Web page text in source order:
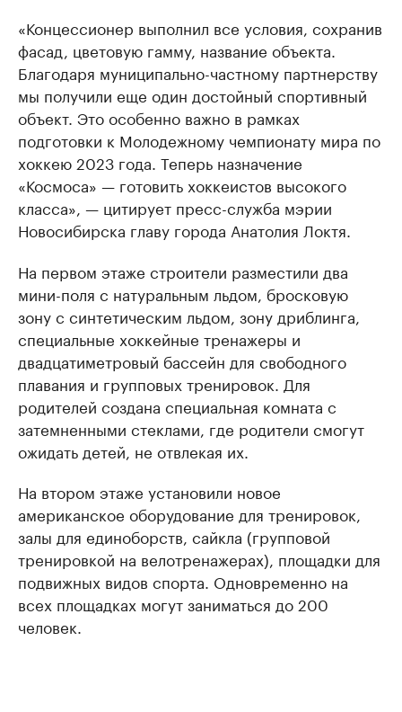
«Концессионер выполнил все условия, сохранив
фасад, цветовую гамму, название объекта.
Благодаря муниципально-частному партнерству
мы получили еще один достойный спортивный
объект. Это особенно важно в рамках
подготовки к Молодежному чемпионату мира по
хоккею 2023 года. Теперь назначение
«Космоса» — готовить хоккеистов высокого
класса», — цитирует пресс-служба мэрии
Новосибирска главу города Анатолия Локтя.
На первом этаже строители разместили два
мини-поля с натуральным льдом, бросковую
зону с синтетическим льдом, зону дриблинга,
специальные хоккейные тренажеры и
двадцатиметровый бассейн для свободного
плавания и групповых тренировок. Для
родителей создана специальная комната с
затемненными стеклами, где родители смогут
ожидать детей, не отвлекая их.
На втором этаже установили новое
американское оборудование для тренировок,
залы для единоборств, сайкла (групповой
тренировкой на велотренажерах), площадки для
подвижных видов спорта. Одновременно на
всех площадках могут заниматься до 200
человек.